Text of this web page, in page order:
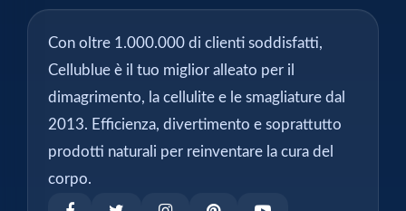
Con oltre 1.000.000 di clienti soddisfatti,
Cellublue è il tuo miglior alleato per il
dimagrimento, la cellulite e le smagliature dal
2013. Efficienza, divertimento e soprattutto
prodotti naturali per reinventare la cura del
corpo.